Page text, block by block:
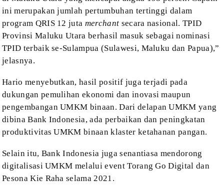
ini merupakan jumlah pertumbuhan tertinggi dalam
program QRIS 12 juta merchant secara nasional. TPID
Provinsi Maluku Utara berhasil masuk sebagai nominasi
TPID terbaik se-Sulampua (Sulawesi, Maluku dan Papua),”
jelasnya.
Hario menyebutkan, hasil positif juga terjadi pada
dukungan pemulihan ekonomi dan inovasi maupun
pengembangan UMKM binaan. Dari delapan UMKM yang
dibina Bank Indonesia, ada perbaikan dan peningkatan
produktivitas UMKM binaan klaster ketahanan pangan.
Selain itu, Bank Indonesia juga senantiasa mendorong
digitalisasi UMKM melalui event Torang Go Digital dan
Pesona Kie Raha selama 2021.